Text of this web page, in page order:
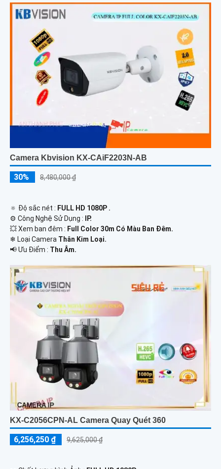
Camera Kbvision KX-CAiF2203N-AB
30% 8,480,000 ₫
🔅 Độ sắc nét : FULL HD 1080P .
⚙ Công Nghệ Sử Dụng :
IP.
💥 Xem ban đêm : Full Color 30m Có Màu Ban Đêm.
❄ Loại Camera Thân Kim Loại.
️📢 Ưu Điểm : Thu Âm.
KX-C2056CPN-AL Camera Quay Quét 360
6,256,250 ₫ 9,625,000 ₫